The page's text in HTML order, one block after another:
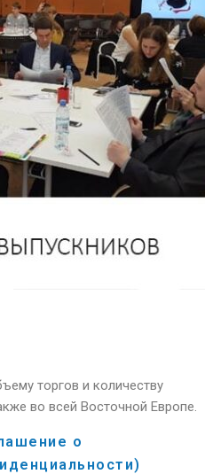
торгов и количеству
во всей Восточной Европе.
о